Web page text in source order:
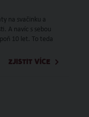
na svačinku a
A navíc s sebou
10 let. To teda
ZJISTIT VÍCE